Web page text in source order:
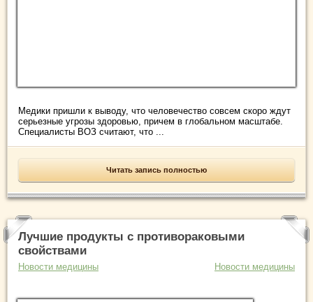
Медики пришли к выводу, что человечество совсем скоро ждут
серьезные угрозы здоровью, причем в глобальном масштабе.
Специалисты ВОЗ считают, что ...
Читать запись полностью
Лучшие продукты с противораковыми
свойствами
Новости медицины Новости медицины